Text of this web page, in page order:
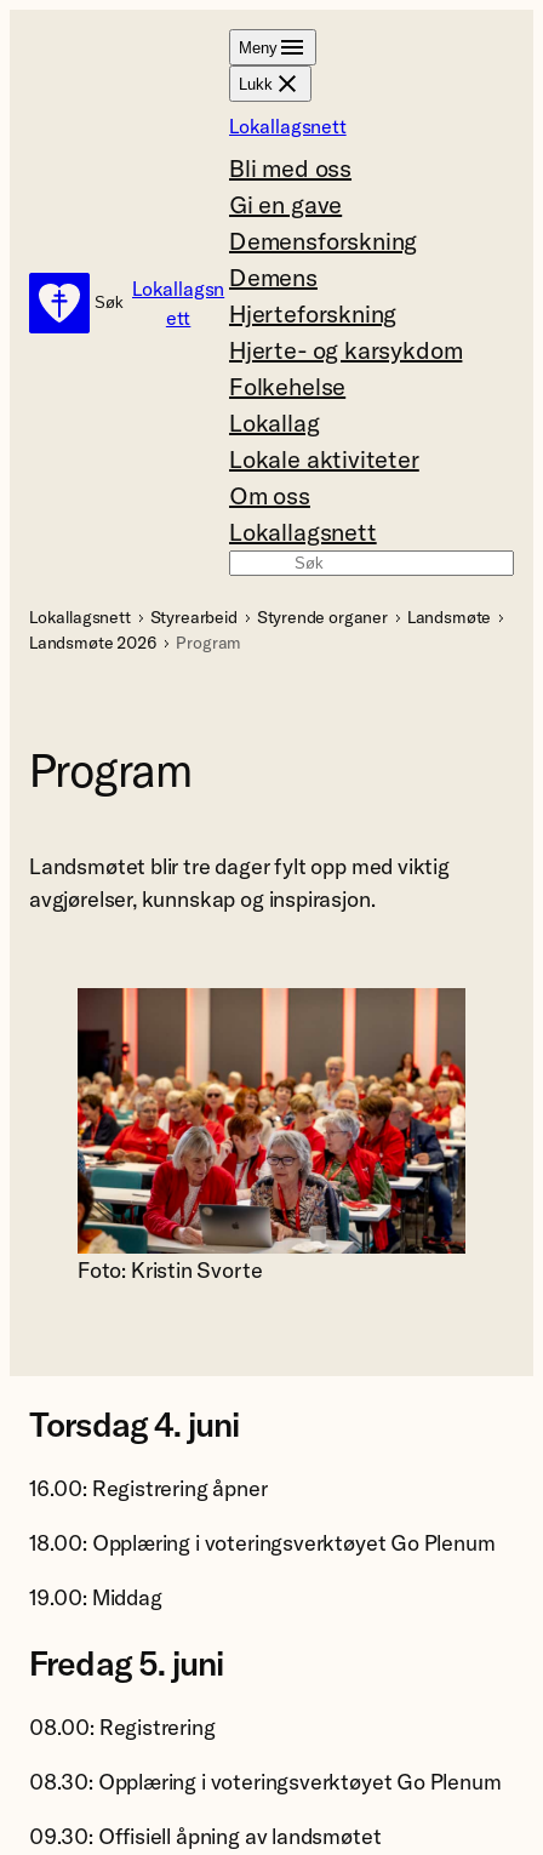
Søk
Søk
Lokallagsn
ett
Meny
Lukk
Lokallagsnett
Bli med oss
Gi en gave
Demensforskning
Demens
Hjerteforskning
Hjerte- og karsykdom
Folkehelse
Lokallag
Lokale aktiviteter
Om oss
Lokallagsnett
Lokallagsnett Styrearbeid Styrende organer
Landsmøte
Landsmøte 2026
Program
Program
Landsmøtet blir tre dager fylt opp med viktig
avgjørelser, kunnskap og inspirasjon.
Foto: Kristin Svorte
Torsdag 4. juni
16.00: Registrering åpner
18.00: Opplæring i voteringsverktøyet Go Plenum
19.00: Middag
Fredag 5. juni
08.00: Registrering
08.30: Opplæring i voteringsverktøyet Go Plenum
09.30: Offisiell åpning av landsmøtet